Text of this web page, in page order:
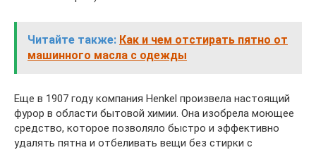
Читайте также: Как и чем отстирать пятно от
машинного масла с одежды
Еще в 1907 году компания Henkel произвела настоящий
фурор в области бытовой химии. Она изобрела моющее
средство, которое позволяло быстро и эффективно
удалять пятна и отбеливать вещи без стирки с